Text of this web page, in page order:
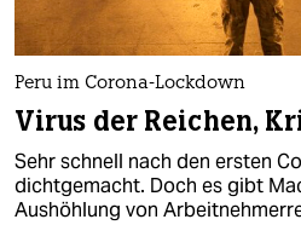
sport
berlin
nord
wahrheit
Peru im Corona-Lockdown
Virus der Reichen,
Sehr schnell nach den ersten
dichtgemacht. Doch es gibt
Aushöhlung von